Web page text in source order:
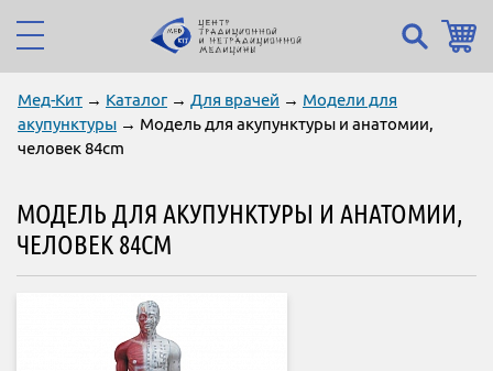
Мед-Кит → Каталог → Для врачей → Модели для
акупунктуры → Модель для акупунктуры и анатомии,
человек 84cm
МОДЕЛЬ ДЛЯ АКУПУНКТУРЫ И АНАТОМИИ,
ЧЕЛОВЕК 84CM